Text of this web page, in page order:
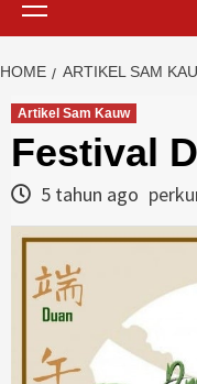
HOME ARTIKEL SAM
Artikel Sam Kauw
Festival
5 tahun ago